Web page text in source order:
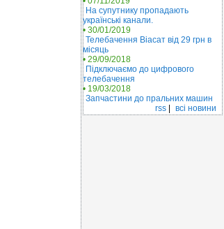
На супутнику пропадають
українські канали.
• 30/01/2019
Телебачення Віасат від 29 грн в
місяць
• 29/09/2018
Підключаємо до цифрового
телебачення
• 19/03/2018
Запчастини до пральних машин
rss
всі новини